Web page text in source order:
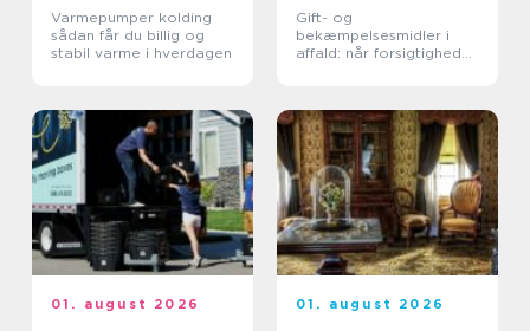
Varmepumper kolding
sådan får du billig og
stabil varme i hverdagen
Gift- og
bekæmpelsesmidler i
affald: når forsigtighed
01. august 2026 01. august 2026